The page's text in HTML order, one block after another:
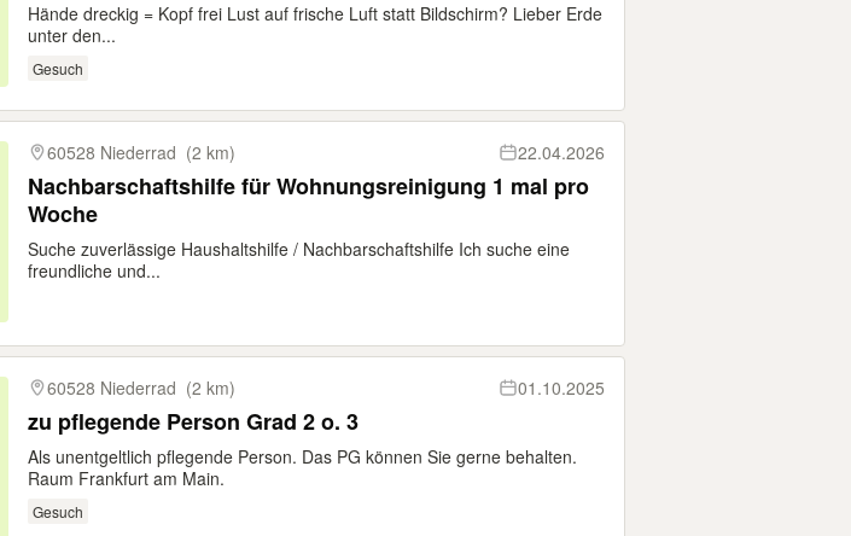
Hände dreckig = Kopf frei Lust auf frische Luft statt Bildschirm? Lieber Erde
unter den...
Gesuch
60528 Niederrad (2 km) 22.04.2026
Nachbarschaftshilfe für Wohnungsreinigung 1 mal pro
Woche
Suche zuverlässige Haushaltshilfe / Nachbarschaftshilfe Ich suche eine
freundliche und...
60528 Niederrad (2 km) 01.10.2025
zu pflegende Person Grad 2 o. 3
Als unentgeltlich pflegende Person. Das PG können Sie gerne behalten.
Raum Frankfurt am Main.
Gesuch